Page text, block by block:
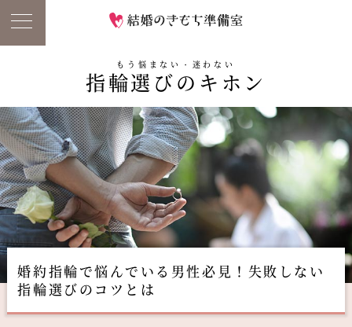
もう悩まない・迷わない
指輪選びのキホン
婚約指輪で悩んでいる男性必見！失敗しない
指輪選びのコツとは